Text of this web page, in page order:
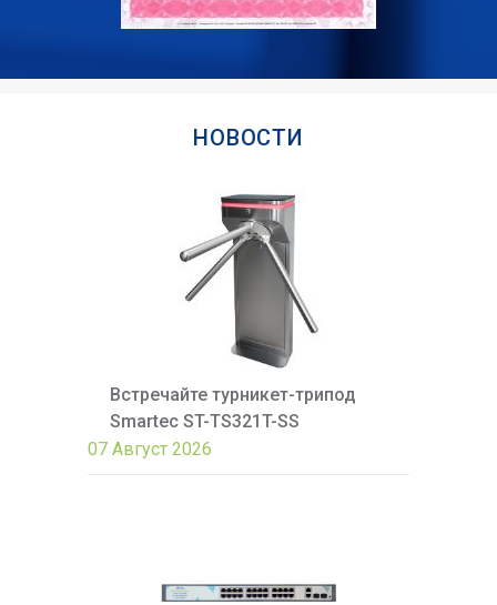
НОВОСТИ
07 Август 2026
Встречайте турникет-трипод
Smartec ST-TS321T-SS